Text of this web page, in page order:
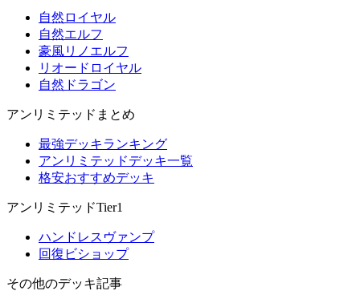
自然ロイヤル
自然エルフ
豪風リノエルフ
リオードロイヤル
自然ドラゴン
アンリミテッドまとめ
最強デッキランキング
アンリミテッドデッキ一覧
格安おすすめデッキ
アンリミテッドTier1
ハンドレスヴァンプ
回復ビショップ
その他のデッキ記事